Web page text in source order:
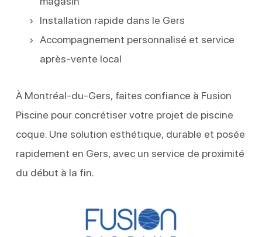
Installation rapide dans le Gers
Accompagnement personnalisé et service
après-vente local
À Montréal-du-Gers, faites confiance à Fusion
Piscine pour concrétiser votre projet de piscine
coque. Une solution esthétique, durable et posée
rapidement en Gers, avec un service de proximité
du début à la fin.